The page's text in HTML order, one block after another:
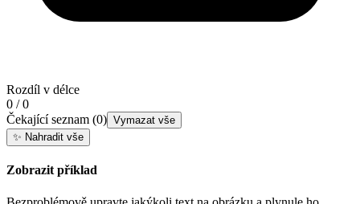
Rozdíl v délce
0 / 0
Čekající seznam (0) Vymazat vše
✨ Nahradit vše
Zobrazit příklad